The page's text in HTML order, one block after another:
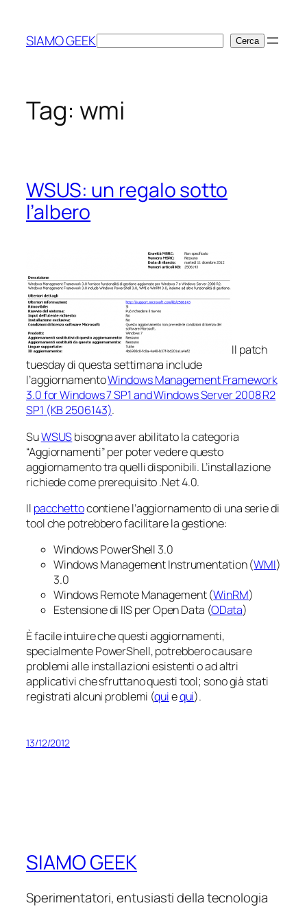
contenuto
SIAMO GEEKCerca Cerca
Tag: wmi
WSUS: un regalo sotto
l’albero
Il patch
tuesdaydi questa settimana include
l’aggiornamentoWindows Management Framework
3.0 for Windows 7 SP1 and Windows Server 2008 R2
SP1 (KB 2506143).
SuWSUSbisogna aver abilitato la categoria
“Aggiornamenti” per poter vedere questo
aggiornamento tra quelli disponibili. L’installazione
richiede come prerequisito .Net 4.0.
Il pacchettocontiene l’aggiornamento di una serie di
tool che potrebbero facilitare la gestione:
Windows PowerShell 3.0
Windows Management Instrumentation (WMI)
3.0
Windows Remote Management (WinRM)
Estensione di IIS per Open Data (OData)
È facile intuire che questi aggiornamenti,
specialmente PowerShell, potrebbero causare
problemi alle installazioni esistenti o ad altri
applicativi che sfruttano questi tool; sono già stati
registrati alcuni problemi (quiequi).
13/12/2012
SIAMO GEEK
Sperimentatori, entusiasti della tecnologia